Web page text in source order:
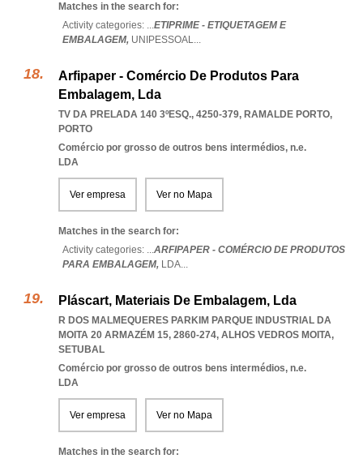
Matches in the search for:
Activity categories: ...ETIPRIME - ETIQUETAGEM E
EMBALAGEM, UNIPESSOAL...
Arfipaper - Comércio De Produtos Para
Embalagem, Lda
TV DA PRELADA 140 3ºESQ., 4250-379, RAMALDE PORTO,
PORTO
Comércio por grosso de outros bens intermédios, n.e.
LDA
Ver empresa Ver no Mapa
Matches in the search for:
Activity categories: ...ARFIPAPER - COMÉRCIO DE PRODUTOS
PARA EMBALAGEM, LDA...
Pláscart, Materiais De Embalagem, Lda
R DOS MALMEQUERES PARKIM PARQUE INDUSTRIAL DA
MOITA 20 ARMAZÉM 15, 2860-274, ALHOS VEDROS MOITA,
SETUBAL
Comércio por grosso de outros bens intermédios, n.e.
LDA
Ver empresa Ver no Mapa
Matches in the search for: